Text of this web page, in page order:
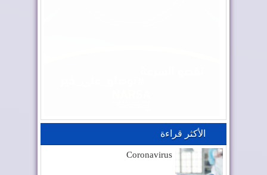
الأكثر قراءة
Coronavirus